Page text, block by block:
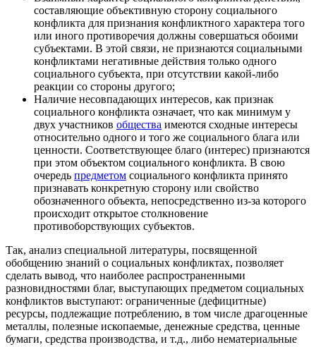
составляющие объективную сторону социального
конфликта для признания конфликтного характера того
или иного противоречия должны совершаться обоими
субъектами. В этой связи, не признаются социальными
конфликтами негативные действия только одного
социального субъекта, при отсутствии какой-либо
реакции со стороны другого;
Наличие несовпадающих интересов, как признак
социального конфликта означает, что как минимум у
двух участников общества имеются сходные интересы
относительно одного и того же социального блага или
ценности. Соответствующее благо (интерес) признаются
при этом объектом социального конфликта. В свою
очередь предметом социального конфликта принято
признавать конкретную сторону или свойство
обозначенного объекта, непосредственно из-за которого
происходит открытое столкновение
противоборствующих субъектов.
Так, анализ специальной литературы, посвященной
обобщению знаний о социальных конфликтах, позволяет
сделать вывод, что наиболее распространенными
разновидностями благ, выступающих предметом социальных
конфликтов выступают: ограниченные (дефицитные)
ресурсы, подлежащие потреблению, в том числе драгоценные
металлы, полезные ископаемые, денежные средства, ценные
бумаги, средства производства, и т.д., либо нематериальные